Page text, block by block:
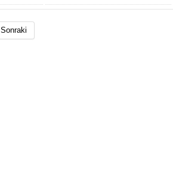
Sonraki